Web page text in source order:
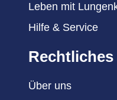
Leben mit
Hilfe & Service
Rechtliches
Über uns